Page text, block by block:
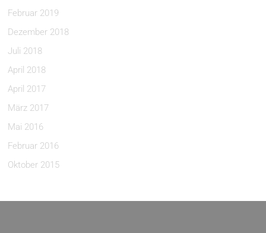
Februar 2019
Dezember 2018
Juli 2018
April 2018
April 2017
März 2017
Mai 2016
Februar 2016
Oktober 2015